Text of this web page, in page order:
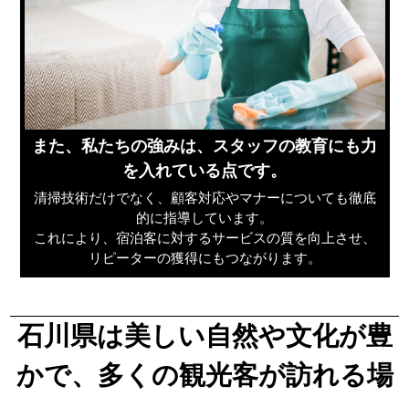
また、私たちの強みは、スタッフの教育にも力
を入れている点です。
清掃技術だけでなく、顧客対応やマナーについても徹底
的に指導しています。
これにより、宿泊客に対するサービスの質を向上させ、
リピーターの獲得にもつながります。
石川県は美しい自然や文化が豊
かで、多くの観光客が訪れる場